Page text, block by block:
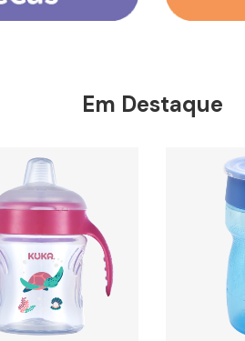
Em Destaque